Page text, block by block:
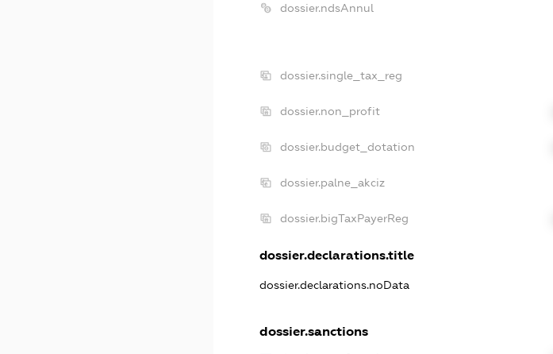
dossier.ndsAnnul
dossier.single_tax_reg
dossier.non_profit
dossier.budget_dotation
dossier.palne_akciz
dossier.bigTaxPayerReg
dossier.declarations.title
dossier.declarations.noData
dossier.sanctions